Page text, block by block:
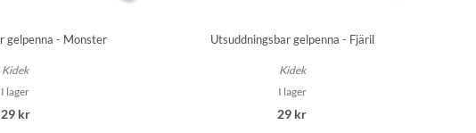
gelpenna - Monster
Kidek
I lager
29 kr
Utsuddningsbar gelpenna - Fjäril
Kidek
I lager
29 kr